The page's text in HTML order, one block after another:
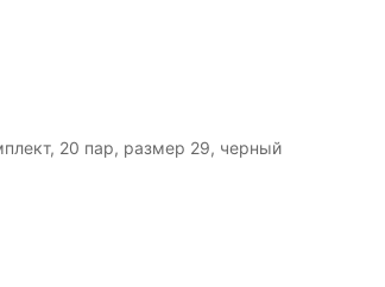
20 пар, размер 29, черный